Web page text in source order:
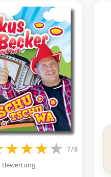
★★★★ 7/8
Bewertung